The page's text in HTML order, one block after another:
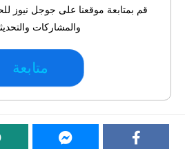
قم بمتابعة موقعنا على جوجل نيوز
والمشاركات
متابعة